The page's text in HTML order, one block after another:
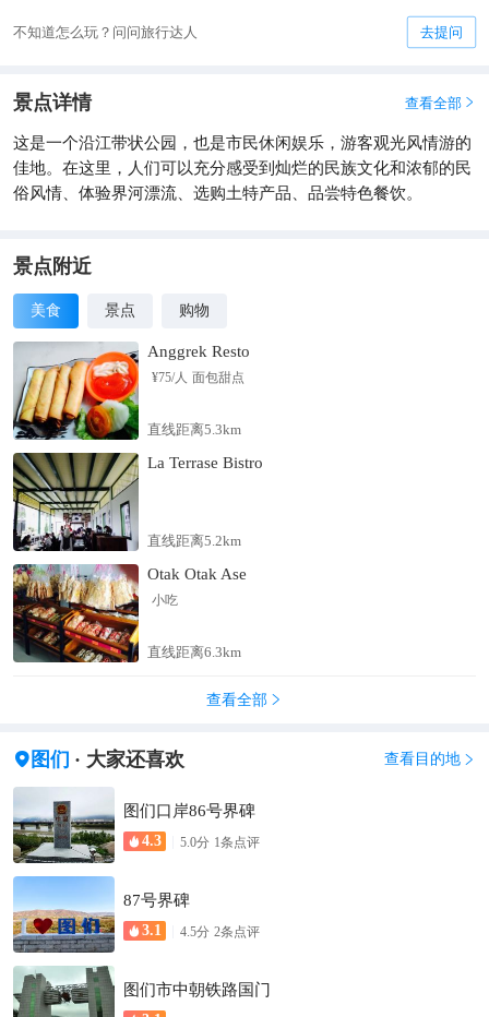
不知道怎么玩？问问旅行达人 去提问
景点详情 查看全部 
这是一个沿江带状公园，也是市民休闲娱乐，游客观光风情游的
佳地。在这里，人们可以充分感受到灿烂的民族文化和浓郁的民
俗风情、体验界河漂流、选购土特产品、品尝特色餐饮。
景点附近
美食 景点 购物
Anggrek Resto
¥75/人 面包甜点
直线距离5.3km
La Terrase Bistro
直线距离5.2km
Otak Otak Ase
小吃
直线距离6.3km
查看全部 
 图们 · 大家还喜欢 查看目的地 
图们口岸86号界碑
 4.3 5.0分 1条点评
87号界碑
 3.1 4.5分 2条点评
图们市中朝铁路国门